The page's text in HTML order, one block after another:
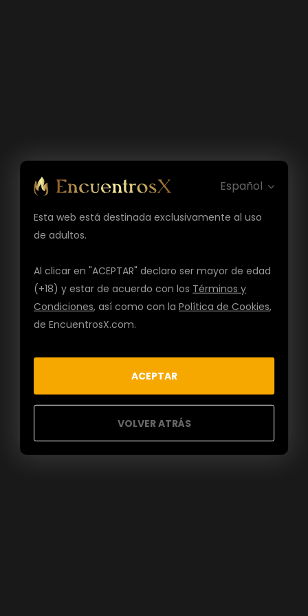
Español
Esta web está destinada exclusivamente al uso
de adultos.
Al clicar en "ACEPTAR" declaro ser mayor de edad
(+18) y estar de acuerdo con los Términos y
Condiciones, así como con laPolítica de Cookies,
de EncuentrosX.com.
ACEPTAR
VOLVER ATRÁS